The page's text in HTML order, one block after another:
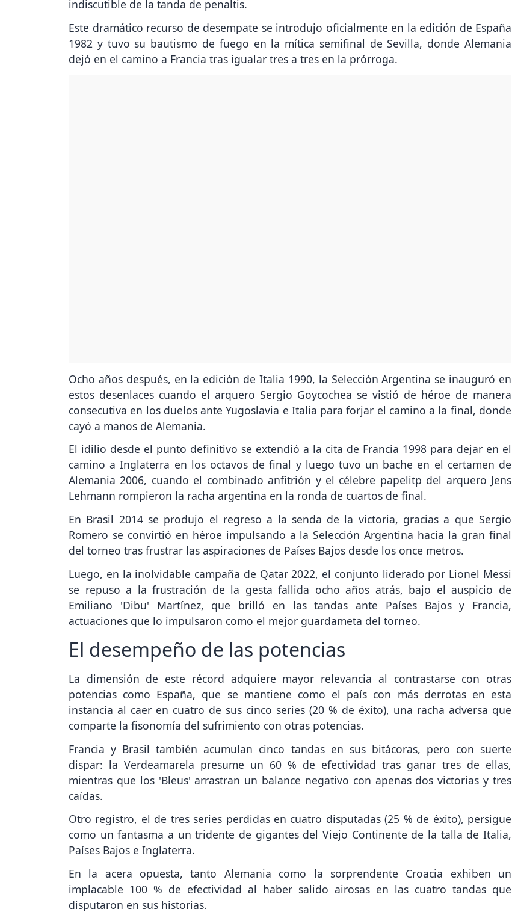
indiscutible de la tanda de penaltis.
Este dramático recurso de desempate se introdujo oficialmente en la edición de España
1982 y tuvo su bautismo de fuego en la mítica semifinal de Sevilla, donde Alemania
dejó en el camino a Francia tras igualar tres a tres en la prórroga.
Ocho años después, en la edición de Italia 1990, la Selección Argentina se inauguró en
estos desenlaces cuando el arquero Sergio Goycochea se vistió de héroe de manera
consecutiva en los duelos ante Yugoslavia e Italia para forjar el camino a la final, donde
cayó a manos de Alemania.
El idilio desde el punto definitivo se extendió a la cita de Francia 1998 para dejar en el
camino a Inglaterra en los octavos de final y luego tuvo un bache en el certamen de
Alemania 2006, cuando el combinado anfitrión y el célebre papelitp del arquero Jens
Lehmann rompieron la racha argentina en la ronda de cuartos de final.
En Brasil 2014 se produjo el regreso a la senda de la victoria, gracias a que Sergio
Romero se convirtió en héroe impulsando a la Selección Argentina hacia la gran final
del torneo tras frustrar las aspiraciones de Países Bajos desde los once metros.
Luego, en la inolvidable campaña de Qatar 2022, el conjunto liderado por Lionel Messi
se repuso a la frustración de la gesta fallida ocho años atrás, bajo el auspicio de
Emiliano 'Dibu' Martínez, que brilló en las tandas ante Países Bajos y Francia,
actuaciones que lo impulsaron como el mejor guardameta del torneo.
El desempeño de las potencias
La dimensión de este récord adquiere mayor relevancia al contrastarse con otras
potencias como España, que se mantiene como el país con más derrotas en esta
instancia al caer en cuatro de sus cinco series (20 % de éxito), una racha adversa que
comparte la fisonomía del sufrimiento con otras potencias.
Francia y Brasil también acumulan cinco tandas en sus bitácoras, pero con suerte
dispar: la Verdeamarela presume un 60 % de efectividad tras ganar tres de ellas,
mientras que los 'Bleus' arrastran un balance negativo con apenas dos victorias y tres
caídas.
Otro registro, el de tres series perdidas en cuatro disputadas (25 % de éxito), persigue
como un fantasma a un tridente de gigantes del Viejo Continente de la talla de Italia,
Países Bajos e Inglaterra.
En la acera opuesta, tanto Alemania como la sorprendente Croacia exhiben un
implacable 100 % de efectividad al haber salido airosas en las cuatro tandas que
disputaron en sus historias.